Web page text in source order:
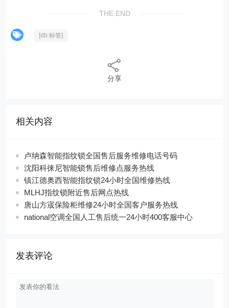
THE END
[db:标签]
分享
相关内容
卢纳森智能指纹锁全国售后服务维修电话号码
沈阳科徕尼智能锁售后维修点服务热线
镇江德奥西智能指纹锁24小时全国维修热线
MLHJ指纹锁附近售后网点热线
唐山方宬保险柜维修24小时全国客户服务热线
national空调全国人工售后统一24小时400客服中心
发表评论